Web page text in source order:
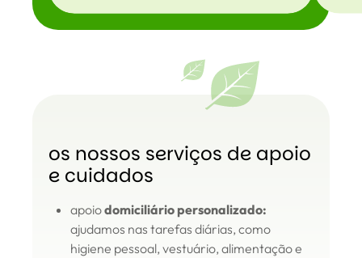
os nossos serviços de apoio
e cuidados
apoiodomiciliário personalizado:
ajudamos nas tarefas diárias, como
higiene pessoal, vestuário, alimentação e